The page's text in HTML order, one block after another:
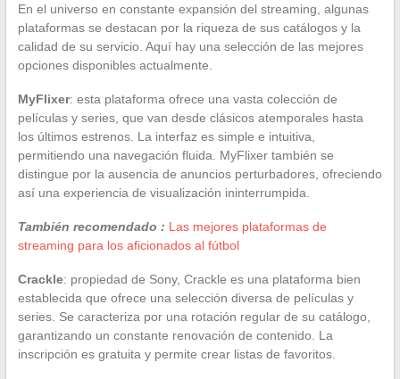
En el universo en constante expansión del streaming, algunas
plataformas se destacan por la riqueza de sus catálogos y la
calidad de su servicio. Aquí hay una selección de las mejores
opciones disponibles actualmente.
MyFlixer: esta plataforma ofrece una vasta colección de
películas y series, que van desde clásicos atemporales hasta
los últimos estrenos. La interfaz es simple e intuitiva,
permitiendo una navegación fluida. MyFlixer también se
distingue por la ausencia de anuncios perturbadores, ofreciendo
así una experiencia de visualización ininterrumpida.
También recomendado : Las mejores plataformas de
streaming para los aficionados al fútbol
Crackle: propiedad de Sony, Crackle es una plataforma bien
establecida que ofrece una selección diversa de películas y
series. Se caracteriza por una rotación regular de su catálogo,
garantizando un constante renovación de contenido. La
inscripción es gratuita y permite crear listas de favoritos.